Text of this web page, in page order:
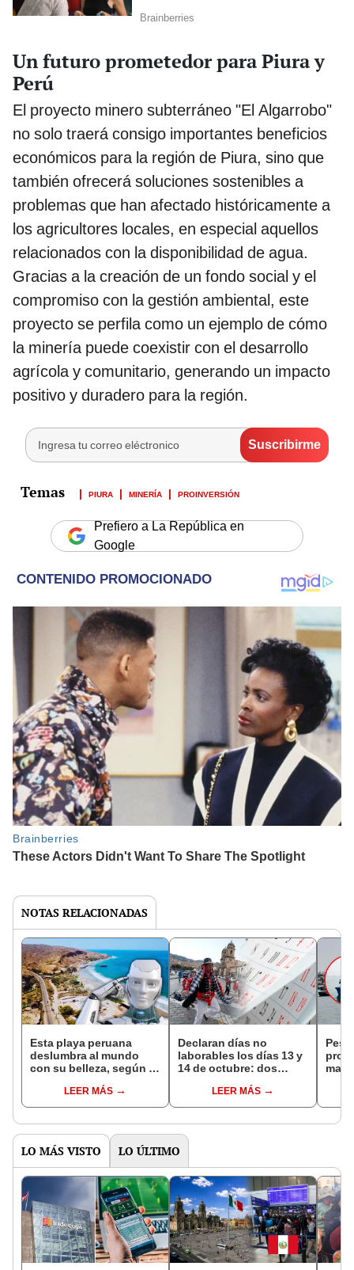
Un futuro prometedor para Piura y
Perú
El proyecto minero subterráneo "El Algarrobo"
no solo traerá consigo importantes beneficios
económicos para la región de Piura, sino que
también ofrecerá soluciones sostenibles a
problemas que han afectado históricamente a
los agricultores locales, en especial aquellos
relacionados con la disponibilidad de agua.
Gracias a la creación de un fondo social y el
compromiso con la gestión ambiental, este
proyecto se perfila como un ejemplo de cómo
la minería puede coexistir con el desarrollo
agrícola y comunitario, generando un impacto
positivo y duradero para la región.
PIURA MINERÍA PROINVERSIÓN
Prefiero a La República en
Google
NOTAS RELACIONADAS
Esta playa peruana
deslumbra al mundo
con su belleza, según la
mejor destino de
Sudamérica
LEER MÁS
Declaran días no
laborables los días 13 y
14 de octubre: dos
beneficiadas con este
descanso
LEER MÁS
LO MÁS VISTO LO ÚLTIMO